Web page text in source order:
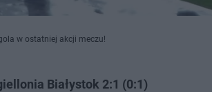
w ostatniej akcji meczu!
Białystok 2:1 (0:1)